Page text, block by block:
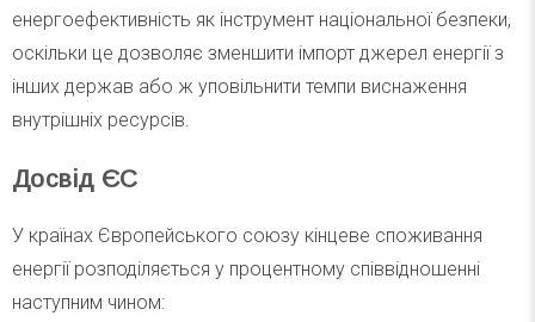
енергоефективність як інструмент національної безпеки,
оскільки це дозволяє зменшити імпорт джерел енергії з
інших держав або ж уповільнити темпи виснаження
внутрішніх ресурсів.
Досвід ЄС
У країнах Європейського союзу кінцеве споживання
енергії розподіляється у процентному співвідношенні
наступним чином: